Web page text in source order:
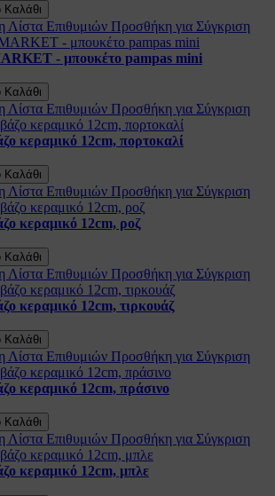
Καλάθι
Λίστα Επιθυμιών Προσθήκη για Σύγκριση
- μπουκέτο pampas mini
Καλάθι
Λίστα Επιθυμιών Προσθήκη για Σύγκριση
κεραμικό 12cm, πορτοκαλί
Καλάθι
Λίστα Επιθυμιών Προσθήκη για Σύγκριση
κεραμικό 12cm, ροζ
Καλάθι
Λίστα Επιθυμιών Προσθήκη για Σύγκριση
κεραμικό 12cm, τιρκουάζ
Καλάθι
Λίστα Επιθυμιών Προσθήκη για Σύγκριση
κεραμικό 12cm, πράσινο
Καλάθι
Λίστα Επιθυμιών Προσθήκη για Σύγκριση
κεραμικό 12cm, μπλε